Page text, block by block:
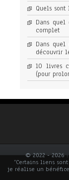
Quels
Dans quel
complet
Dans
découvrir
10 livres
(pour
© 2022 - 2026
“Certains liens
je réalise un